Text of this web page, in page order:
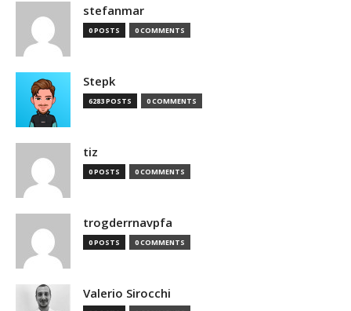
stefanmar
0 POSTS 0 COMMENTS
Stepk
6283 POSTS 0 COMMENTS
tiz
0 POSTS 0 COMMENTS
trogderrnavpfa
0 POSTS 0 COMMENTS
Valerio Sirocchi